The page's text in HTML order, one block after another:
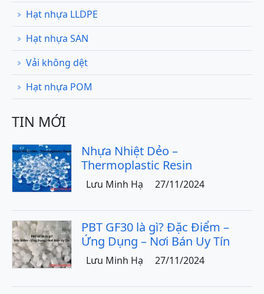
Hạt nhựa LLDPE
Hạt nhựa SAN
Vải không dệt
Hạt nhựa POM
TIN MỚI
Nhựa Nhiệt Dẻo –
Thermoplastic Resin
Lưu Minh Hạ 27/11/2024
PBT GF30 là gì? Đặc Điểm –
Ứng Dụng – Nơi Bán Uy Tín
Lưu Minh Hạ 27/11/2024